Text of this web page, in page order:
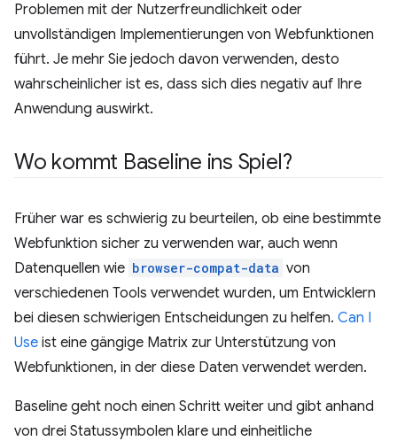
Problemen mit der Nutzerfreundlichkeit oder
unvollständigen Implementierungen von Webfunktionen
führt. Je mehr Sie jedoch davon verwenden, desto
wahrscheinlicher ist es, dass sich dies negativ auf Ihre
Anwendung auswirkt.
Wo kommt Baseline ins Spiel?
Früher war es schwierig zu beurteilen, ob eine bestimmte
Webfunktion sicher zu verwenden war, auch wenn
Datenquellen wie browser-compat-data von
verschiedenen Tools verwendet wurden, um Entwicklern
bei diesen schwierigen Entscheidungen zu helfen. Can I
Use ist eine gängige Matrix zur Unterstützung von
Webfunktionen, in der diese Daten verwendet werden.
Baseline geht noch einen Schritt weiter und gibt anhand
von drei Statussymbolen klare und einheitliche